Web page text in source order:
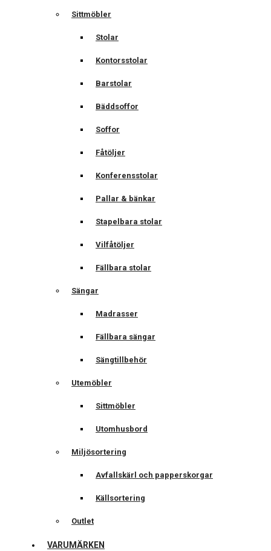
Sittmöbler
Stolar
Kontorsstolar
Barstolar
Bäddsoffor
Soffor
Fåtöljer
Konferensstolar
Pallar & bänkar
Stapelbara stolar
Vilfåtöljer
Fällbara stolar
Sängar
Madrasser
Fällbara sängar
Sängtillbehör
Utemöbler
Sittmöbler
Utomhusbord
Miljösortering
Avfallskärl och papperskorgar
Källsortering
Outlet
VARUMÄRKEN